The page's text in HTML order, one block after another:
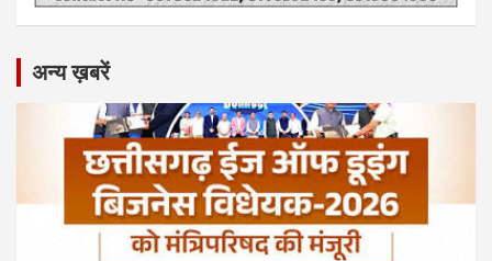
अन्य ख़बरें